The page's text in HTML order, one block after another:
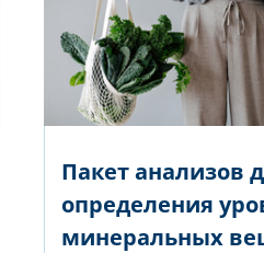
Пакет анализов
определения
минеральных